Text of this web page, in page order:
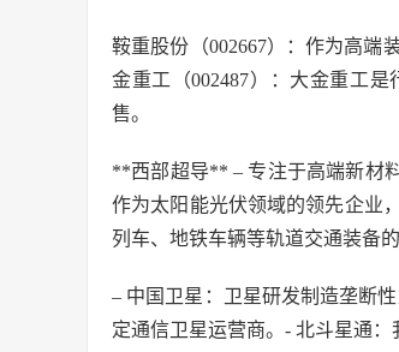
鞍重股份（002667）：作为高端
金重工（002487）：大金重工
售。
**西部超导** – 专注于高端新材
作为太阳能光伏领域的领先企业
列车、地铁车辆等轨道交通装备
– 中国卫星：卫星研发制造垄断
定通信卫星运营商。- 北斗星通